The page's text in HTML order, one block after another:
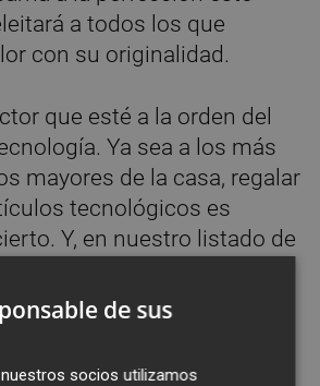
a todos los que
con su originalidad.
que esté a la orden del
Ya sea a los más
mayores de la casa, regalar
tecnológicos es
Y, en nuestro listado de
menos. El valor
en nuestra carta,
avanzada que aportará
carteras.
de sus
socios utilizamos